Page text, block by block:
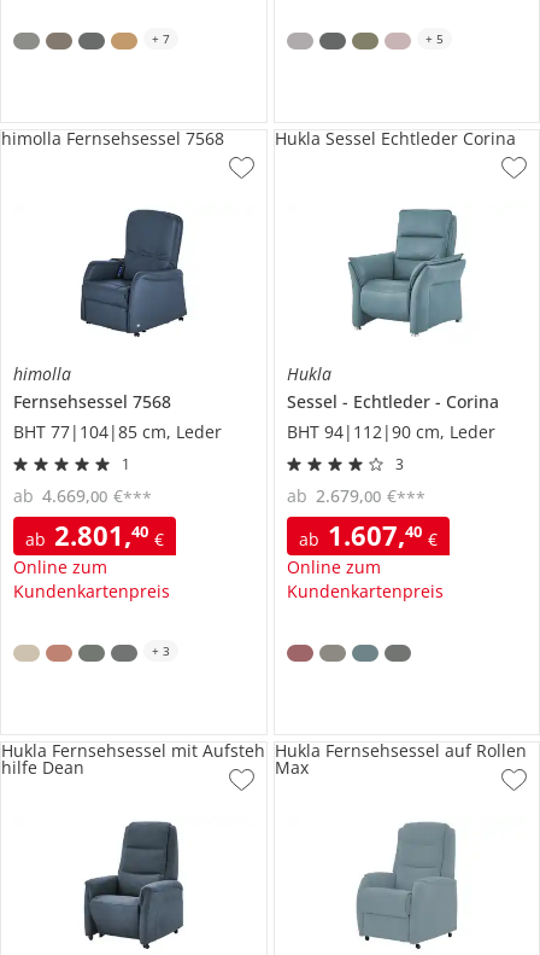
+ 7 + 5
himolla
Fernsehsessel 7568
BHT 77|104|85 cm, Leder
1
ab 2.801,40 €
Online zum
Kundenkartenpreis
ab 4.669,00 €***
himolla Fernsehsessel 7568
+ 3
Hukla
Sessel
Echtleder
Corina
BHT 94|112|90 cm, Leder
3
ab 1.607,40 €
Online zum
Kundenkartenpreis
ab 2.679,00 €***
Hukla Sessel Echtleder Corina
Hukla Fernsehsessel mit Aufsteh
hilfe Dean
Hukla Fernsehsessel auf Rollen
Max